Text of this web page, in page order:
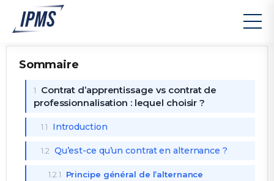
Sommaire
1
Contrat d’apprentissage vs contrat de
professionnalisation : lequel choisir ?
1.1 Introduction
1.2 Qu’est-ce qu’un contrat en alternance ?
1.2.1 Principe général de l’alternance